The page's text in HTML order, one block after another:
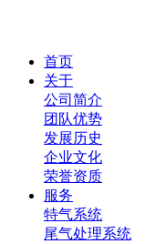
首页
关于
公司简介
团队优势
发展历史
企业文化
荣誉资质
服务
特气系统
尾气处理系统